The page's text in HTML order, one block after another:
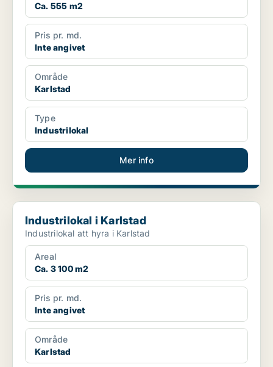
Ca. 555 m2
Pris pr. md.
Inte angivet
Område
Karlstad
Type
Industrilokal
Mer info
Industrilokal i Karlstad
Industrilokal i Karlstad
Industrilokal att hyra i Karlstad
Areal
Ca. 3 100 m2
Pris pr. md.
Inte angivet
Område
Karlstad